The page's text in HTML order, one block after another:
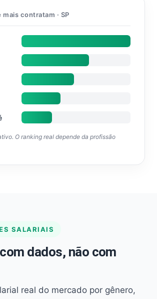
contratam · SP
O ranking real depende da profissão
SALARIAIS
dados, não com
real do mercado por gênero,